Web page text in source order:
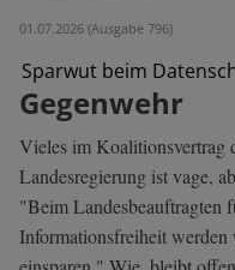
01.07.2026 (Ausgabe 796)
Sparwut beim
Gegenwehr
Vieles im Koalitionsvertrag
Landesregierung ist vage,
"Beim Landesbeauftragten
Informationsfreiheit werden